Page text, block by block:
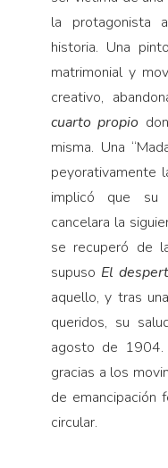
la protagonista
historia. Una
matrimonial y
creativo,
cuarto propio
misma. Una
peyorativamente
implicó que su
cancelara la
se recuperó de
supuso El
aquello, y tras
queridos, su
agosto de 1904.
gracias a los
de emancipación
circular.